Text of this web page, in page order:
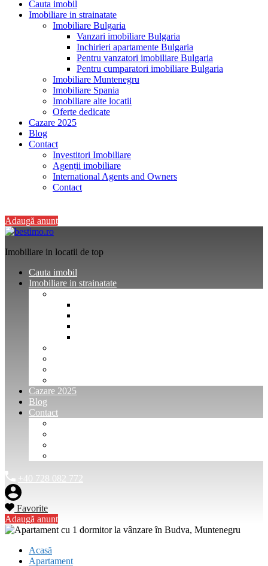
Cauta imobil
Imobiliare in strainatate
Imobiliare Bulgaria
Vanzari imobiliare Bulgaria
Inchirieri apartamente Bulgaria
Pentru vanzatori imobiliare Bulgaria
Pentru cumparatori imobiliare Bulgaria
Imobiliare Muntenegru
Imobiliare Spania
Imobiliare alte locatii
Oferte dedicate
Cazare 2025
Blog
Contact
Investitori Imobiliare
Agenții imobiliare
International Agents and Owners
Contact
Adaugă anunț
Imobiliare in locatii de top
Cauta imobil
Imobiliare in strainatate
Cazare 2025
Blog
Contact
+40 728 082 772
Favorite
Adaugă anunț
Acasă
Apartament